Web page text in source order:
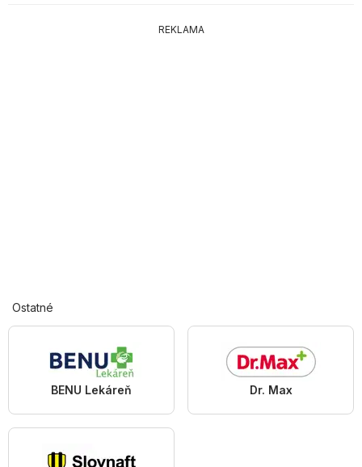
REKLAMA
Ostatné
BENU Lekáreň Dr. Max